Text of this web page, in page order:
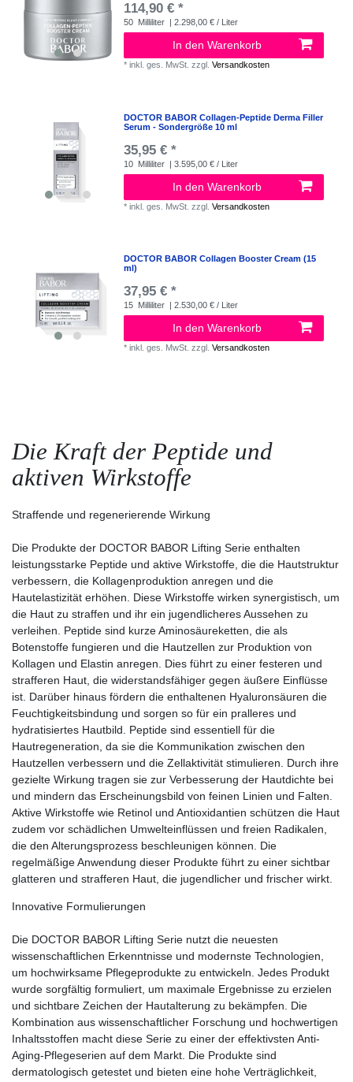
114,90 € *
50 Milliliter | 2.298,00 € / Liter
In den Warenkorb
*inkl. ges. MwSt. zzgl.Versandkosten
DOCTOR BABOR Collagen-Peptide Derma Filler
Serum - Sondergröße 10 ml
35,95 € *
10 Milliliter | 3.595,00 € / Liter
In den Warenkorb
*inkl. ges. MwSt. zzgl.Versandkosten
DOCTOR BABOR Collagen Booster Cream (15
ml)
37,95 € *
15 Milliliter | 2.530,00 € / Liter
In den Warenkorb
*inkl. ges. MwSt. zzgl.Versandkosten
Die Kraft der Peptide und
aktiven Wirkstoffe
Straffende und regenerierende Wirkung
Die Produkte der DOCTOR BABOR Lifting Serie enthalten
leistungsstarke Peptide und aktive Wirkstoffe, die die Hautstruktur
verbessern, die Kollagenproduktion anregen und die
Hautelastizität erhöhen. Diese Wirkstoffe wirken synergistisch, um
die Haut zu straffen und ihr ein jugendlicheres Aussehen zu
verleihen. Peptide sind kurze Aminosäureketten, die als
Botenstoffe fungieren und die Hautzellen zur Produktion von
Kollagen und Elastin anregen. Dies führt zu einer festeren und
strafferen Haut, die widerstandsfähiger gegen äußere Einflüsse
ist. Darüber hinaus fördern die enthaltenen Hyaluronsäuren die
Feuchtigkeitsbindung und sorgen so für ein pralleres und
hydratisiertes Hautbild. Peptide sind essentiell für die
Hautregeneration, da sie die Kommunikation zwischen den
Hautzellen verbessern und die Zellaktivität stimulieren. Durch ihre
gezielte Wirkung tragen sie zur Verbesserung der Hautdichte bei
und mindern das Erscheinungsbild von feinen Linien und Falten.
Aktive Wirkstoffe wie Retinol und Antioxidantien schützen die Haut
zudem vor schädlichen Umwelteinflüssen und freien Radikalen,
die den Alterungsprozess beschleunigen können. Die
regelmäßige Anwendung dieser Produkte führt zu einer sichtbar
glatteren und strafferen Haut, die jugendlicher und frischer wirkt.
Innovative Formulierungen
Die DOCTOR BABOR Lifting Serie nutzt die neuesten
wissenschaftlichen Erkenntnisse und modernste Technologien,
um hochwirksame Pflegeprodukte zu entwickeln. Jedes Produkt
wurde sorgfältig formuliert, um maximale Ergebnisse zu erzielen
und sichtbare Zeichen der Hautalterung zu bekämpfen. Die
Kombination aus wissenschaftlicher Forschung und hochwertigen
Inhaltsstoffen macht diese Serie zu einer der effektivsten Anti-
Aging-Pflegeserien auf dem Markt. Die Produkte sind
dermatologisch getestet und bieten eine hohe Verträglichkeit,